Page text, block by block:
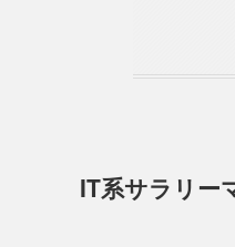
IT系サラリー